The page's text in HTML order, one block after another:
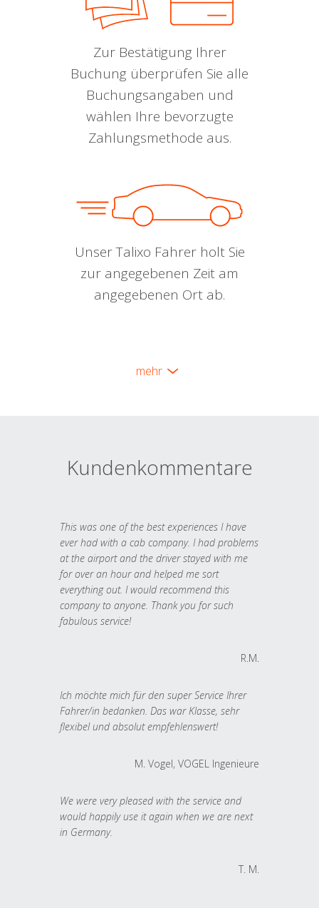
Zur Bestätigung Ihrer
Buchung überprüfen Sie alle
Buchungsangaben und
wählen Ihre bevorzugte
Zahlungsmethode aus.
Unser Talixo Fahrer holt Sie
zur angegebenen Zeit am
angegebenen Ort ab.
mehr
Kundenkommentare
This was one of the best experiences I have
ever had with a cab company. I had problems
at the airport and the driver stayed with me
for over an hour and helped me sort
everything out. I would recommend this
company to anyone. Thank you for such
fabulous service!
R.M.
Ich möchte mich für den super Service Ihrer
Fahrer/in bedanken. Das war Klasse, sehr
flexibel und absolut empfehlenswert!
M. Vogel, VOGEL Ingenieure
We were very pleased with the service and
would happily use it again when we are next
in Germany.
T. M.